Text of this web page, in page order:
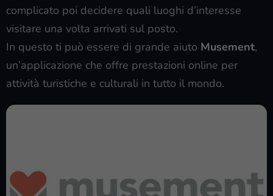
complicato poi decidere quali luoghi d’interesse
visitare una volta arrivati sul posto.
In questo ti può essere di grande aiuto Musement,
un’applicazione che offre prestazioni online per
attività turistiche e culturali in tutto il mondo.